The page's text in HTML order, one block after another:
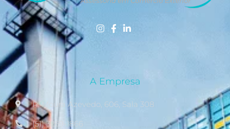
A Empresa
R. Moura Azevedo, 606, Sala 308
(51) 3269-1866